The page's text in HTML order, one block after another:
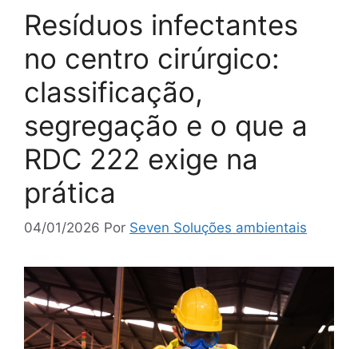
Resíduos infectantes
no centro cirúrgico:
classificação,
segregação e o que a
RDC 222 exige na
prática
04/01/2026 Por Seven Soluções ambientais